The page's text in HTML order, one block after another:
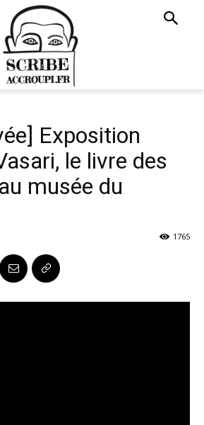
Exposition
le livre des
musée du
1765